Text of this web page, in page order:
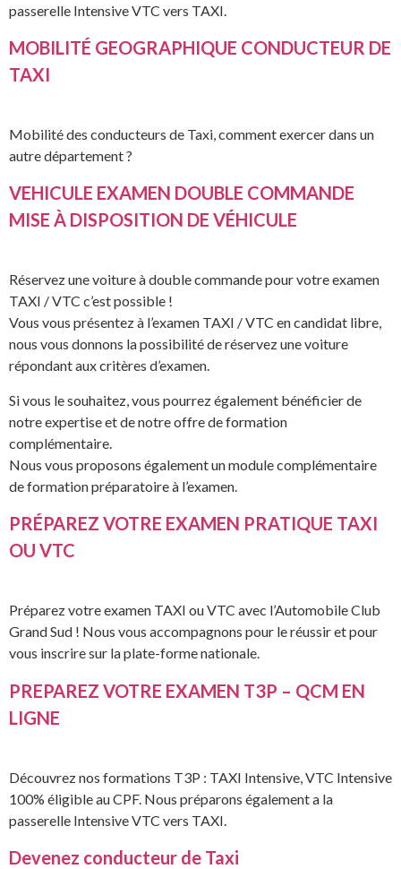
passerelle Intensive VTC vers TAXI.
MOBILITÉ GEOGRAPHIQUE CONDUCTEUR DE
TAXI
Mobilité des conducteurs de Taxi, comment exercer dans un
autre département ?
VEHICULE EXAMEN DOUBLE COMMANDE
MISE À DISPOSITION DE VÉHICULE
Réservez une voiture à double commande pour votre examen
TAXI / VTC c’est possible !
Vous vous présentez à l’examen TAXI / VTC en candidat libre,
nous vous donnons la possibilité de réservez une voiture
répondant aux critères d’examen.
Si vous le souhaitez, vous pourrez également bénéficier de
notre expertise et de notre offre de formation
complémentaire.
Nous vous proposons également un module complémentaire
de formation préparatoire à l’examen.
PRÉPAREZ VOTRE EXAMEN PRATIQUE TAXI
OU VTC
Préparez votre examen TAXI ou VTC avec l’Automobile Club
Grand Sud ! Nous vous accompagnons pour le réussir et pour
vous inscrire sur la plate-forme nationale.
PREPAREZ VOTRE EXAMEN T3P – QCM EN
LIGNE
Découvrez nos formations T3P : TAXI Intensive, VTC Intensive
100% éligible au CPF. Nous préparons également a la
passerelle Intensive VTC vers TAXI.
Devenez conducteur de Taxi